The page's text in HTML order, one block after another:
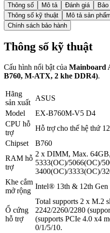
Thông số Mô tả Đánh giá
Thông số kỹ thuật
Mô tả sản
Chính sách bảo hành
Thông số kỹ thuật
Cấu hình nổi bật của Mainboard
B760, M-ATX, 2 khe DDR4).
Hãng
sản xuất
ASUS
Model
EX-B760M-V5 D4
CPU hỗ
trợ
Hỗ trợ cho thế hệ thứ
Chipset
B760
RAM hỗ
trợ
2 x DIMM, Max.
5333(OC)/5066(OC)/
3400(OC)/3333(OC)/
Khe cắm
mở rộng
Intel® 13th & 12th Gen
Ổ cứng
hỗ trợ
Total supports 2 x M.2
2242/2260/2280
(supports PCIe 4.0 x4
0/1/5/10.